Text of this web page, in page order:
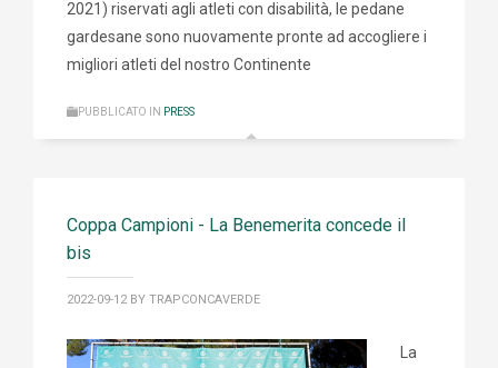
2021) riservati agli atleti con disabilità, le pedane
gardesane sono nuovamente pronte ad accogliere i
migliori atleti del nostro Continente
PUBBLICATO IN PRESS
Coppa Campioni - La Benemerita concede il
bis
2022-09-12 BY TRAPCONCAVERDE
La